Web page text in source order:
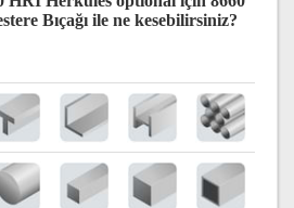
Bıçağı ile ne kesebilirsiniz?